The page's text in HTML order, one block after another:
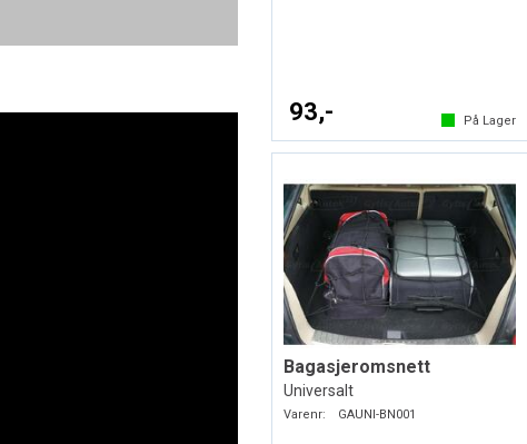
93,- På Lager
Bagasjeromsnett
Universalt
Varenr: GAUNI-BN001